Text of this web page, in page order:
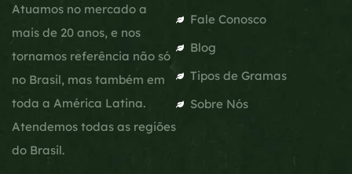
Atuamos no mercado a
mais de 20 anos, e nos
tornamos referência não só
no Brasil, mas também em
toda a América Latina.
Atendemos todas as regiões
do Brasil.
Fale Conosco
Blog
Tipos de Gramas
Sobre Nós